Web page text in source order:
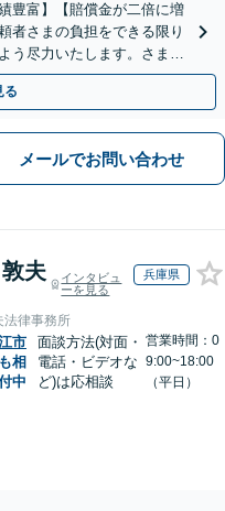
豊富】【賠償金が二倍に増
者さまの負担をできる限り
う尽力いたします。さまざ
の最大化を目指す
る
メールでお問い合わせ
夫
インタビュ
ーを見る
兵庫県
法律事務所
市
相
中
面談方法(対面・
電話・ビデオな
ど)は応相談
営業時間：0
9:00~18:00
（平日）